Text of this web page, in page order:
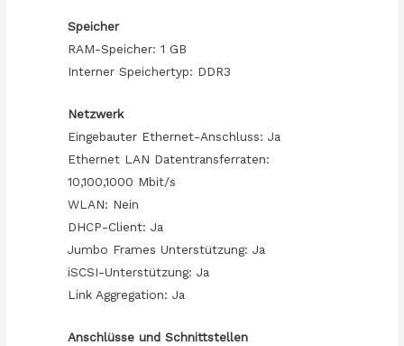
Speicher
RAM-Speicher: 1 GB
Interner Speichertyp: DDR3
Netzwerk
Eingebauter Ethernet-Anschluss: Ja
Ethernet LAN Datentransferraten:
10,100,1000 Mbit/s
WLAN: Nein
DHCP-Client: Ja
Jumbo Frames Unterstützung: Ja
iSCSI-Unterstützung: Ja
Link Aggregation: Ja
Anschlüsse und Schnittstellen